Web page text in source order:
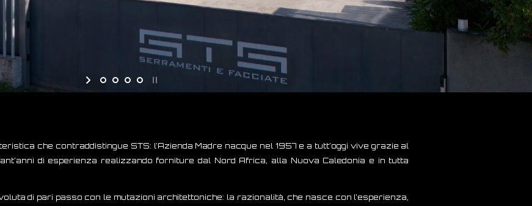
che contraddistingue STS: l’Azienda Madre nacque nel 1957 e a tutt’oggi vive grazie al
di esperienza realizzando forniture dal Nord Africa, alla Nuova Caledonia e in tutta
di pari passo con le mutazioni architettoniche: la razionalità, che nasce con l’esperienza,